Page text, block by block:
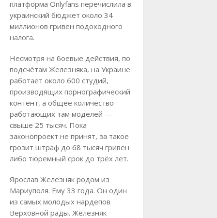
платформа Onlyfans перечислила в
украинский бюджет около 34
миллионов гривен подоходного
налога.
Несмотря на боевые действия, по
подсчётам Железняка, на Украине
работает около 600 студий,
производящих порнографический
контент, а общее количество
работающих там моделей —
свыше 25 тысяч. Пока
законопроект не принят, за такое
грозит штраф до 68 тысяч гривен
либо тюремный срок до трёх лет.
Ярослав Железняк родом из
Мариуполя. Ему 33 года. Он один
из самых молодых нардепов
Верховной рады. Железняк